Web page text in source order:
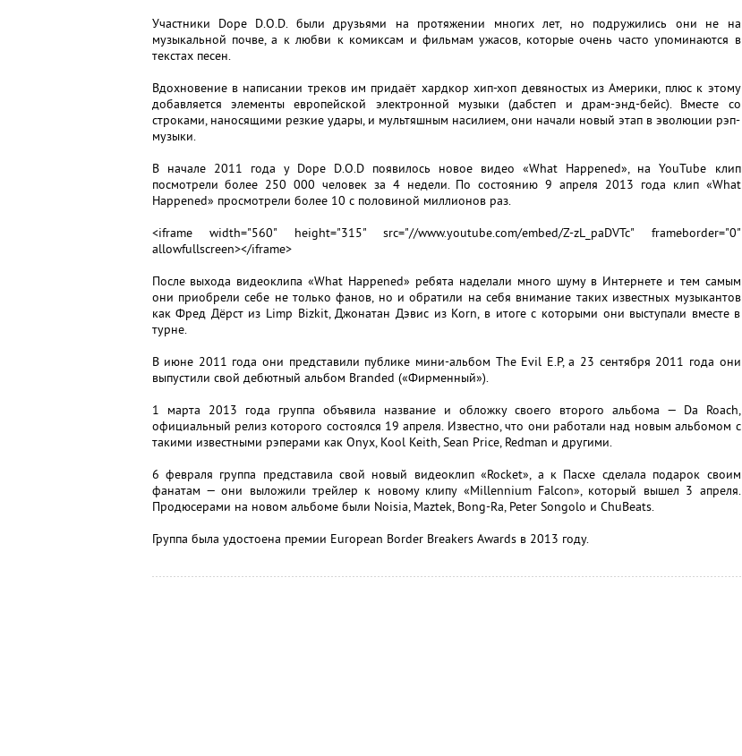
Участники Dope D.O.D. были друзьями на протяжении многих лет, но подружились они не на
музыкальной почве, а к любви к комиксам и фильмам ужасов, которые очень часто упоминаются в
текстах песен.
Вдохновение в написании треков им придаёт хардкор хип-хоп девяностых из Америки, плюс к этому
добавляется элементы европейской электронной музыки (дабстеп и драм-энд-бейс). Вместе со
строками, наносящими резкие удары, и мультяшным насилием, они начали новый этап в эволюции рэп-
музыки.
В начале 2011 года у Dope D.O.D появилось новое видео «What Happened», на YouTube клип
посмотрели более 250 000 человек за 4 недели. По состоянию 9 апреля 2013 года клип «What
Happened» просмотрели более 10 с половиной миллионов раз.
<iframe width="560" height="315" src="//www.youtube.com/embed/Z-zL_paDVTc" frameborder="0"
allowfullscreen></iframe>
После выхода видеоклипа «What Happened» ребята наделали много шуму в Интернете и тем самым
они приобрели себе не только фанов, но и обратили на себя внимание таких известных музыкантов
как Фред Дёрст из Limp Bizkit, Джонатан Дэвис из Korn, в итоге с которыми они выступали вместе в
турне.
В июне 2011 года они представили публике мини-альбом The Evil E.P, а 23 сентября 2011 года они
выпустили свой дебютный альбом Branded («Фирменный»).
1 марта 2013 года группа объявила название и обложку своего второго альбома — Da Roach,
официальный релиз которого состоялся 19 апреля. Известно, что они работали над новым альбомом с
такими известными рэперами как Onyx, Kool Keith, Sean Price, Redman и другими.
6 февраля группа представила свой новый видеоклип «Rocket», а к Пасхе сделала подарок своим
фанатам — они выложили трейлер к новому клипу «Millennium Falcon», который вышел 3 апреля.
Продюсерами на новом альбоме были Noisia, Maztek, Bong-Ra, Peter Songolo и ChuBeats.
Группа была удостоена премии European Border Breakers Awards в 2013 году.